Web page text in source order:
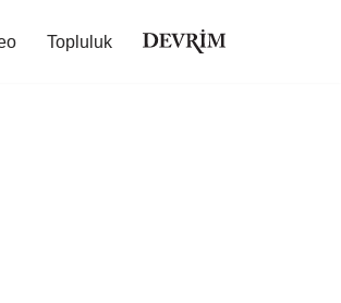
Topluluk